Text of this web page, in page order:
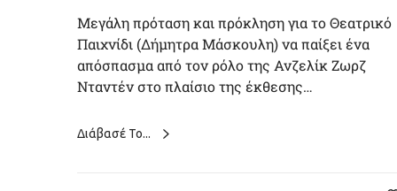
Μεγάλη πρόταση και πρόκληση για το Θεατρικό
Παιχνίδι (Δήμητρα Μάσκουλη) να παίξει ένα
απόσπασμα από τον ρόλο της Ανζελίκ Ζωρζ
Νταντέν στο πλαίσιο της έκθεσης…
Διάβασέ Το...